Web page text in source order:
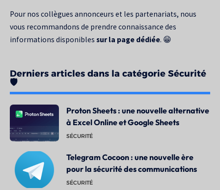
Pour nos collègues annonceurs et les partenariats, nous
vous recommandons de prendre connaissance des
informations disponibles sur la page dédiée. 😁
Derniers articles dans la catégorie Sécurité
🛡️
Proton Sheets : une nouvelle alternative
à Excel Online et Google Sheets
SÉCURITÉ
Telegram Cocoon : une nouvelle ère
pour la sécurité des communications
SÉCURITÉ